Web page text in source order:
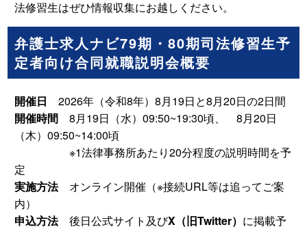
法修習生はぜひ情報収集にお越しください。
弁護士求人ナビ79期・80期司法修習生予
定者向け合同就職説明会概要
開催日 2026年（令和8年）8月19日と8月20日の2日間
開催時間 8月19日（水）09:50~19:30頃、 8月20日
（木）09:50~14:00頃
※1法律事務所あたり20分程度の説明時間を予
定
実施方法オンライン開催（※接続URL等は追ってご案
内）
申込方法後日公式サイト及びX （旧Twitter） に掲載予